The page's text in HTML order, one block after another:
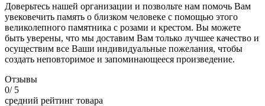
Доверьтесь нашей организации и позвольте нам помочь Вам
увековечить память о близком человеке с помощью этого
великолепного памятника с розами и крестом. Вы можете
быть уверены, что мы доставим Вам только лучшее качество и
осуществим все Ваши индивидуальные пожелания, чтобы
создать неповторимое и запоминающееся произведение.
Отзывы
0/ 5
средний рейтинг товара